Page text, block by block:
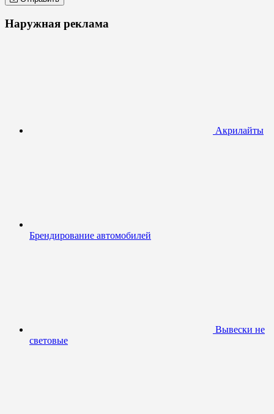
Наружная реклама
Акрилайты
Брендирование автомобилей
Вывески не
световые